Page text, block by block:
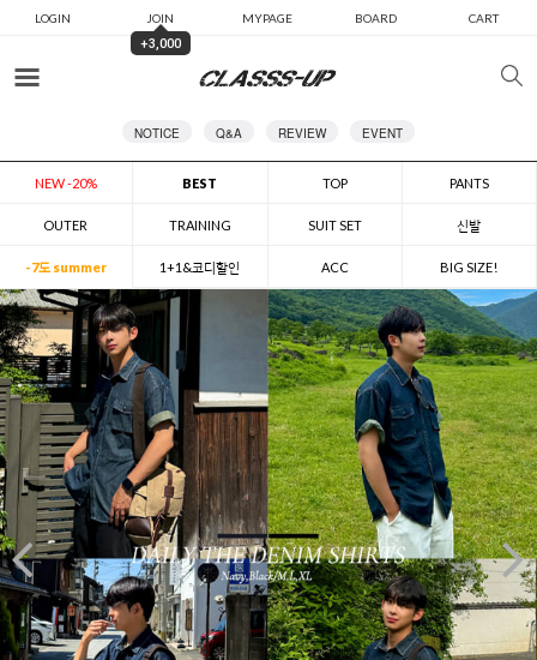
LOGIN JOIN MYPAGE BOARD CART
+3,000
NOTICE Q&A REVIEW EVENT
NEW -20% BEST TOP PANTS
OUTER TRAINING SUIT SET 신발
-7도 summer 1+1&코디할인 ACC BIG SIZE!
 